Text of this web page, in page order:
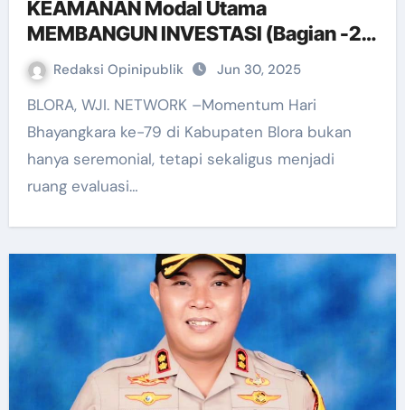
KEAMANAN Modal Utama
MEMBANGUN INVESTASI (Bagian -2
habis)Redaksi Opinipublik Jun 30, 2025
BLORA, WJI. NETWORK –Momentum Hari
Bhayangkara ke-79 di Kabupaten Blora bukan
hanya seremonial, tetapi sekaligus menjadi
ruang evaluasi…